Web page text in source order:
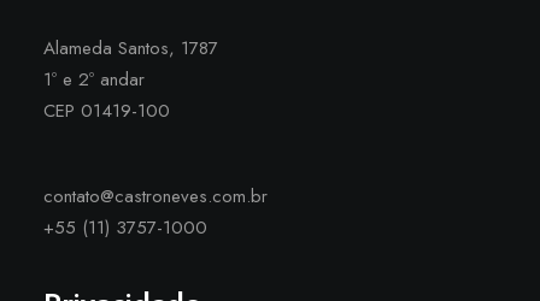
Alameda Santos, 1787
1º e 2º andar
CEP 01419-100
contato@castroneves.com.br
+55 (11) 3757-1000